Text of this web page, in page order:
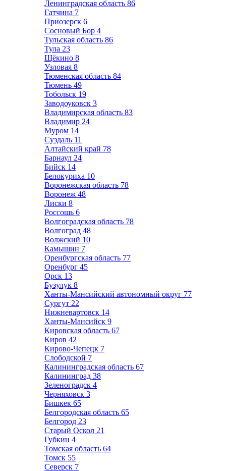
Ленинградская область 86
Гатчина 7
Приозерск 6
Сосновый Бор 4
Тульская область 86
Тула 23
Щёкино 8
Узловая 8
Тюменская область 84
Тюмень 49
Тобольск 19
Заводоуковск 3
Владимирская область 83
Владимир 24
Муром 14
Суздаль 11
Алтайский край 78
Барнаул 24
Бийск 14
Белокуриха 10
Воронежская область 78
Воронеж 48
Лиски 8
Россошь 6
Волгоградская область 78
Волгоград 48
Волжский 10
Камышин 7
Оренбургская область 77
Оренбург 45
Орск 13
Бузулук 8
Ханты-Мансийский автономный округ 77
Сургут 22
Нижневартовск 14
Ханты-Мансийск 9
Кировская область 67
Киров 42
Кирово-Чепецк 7
Слободской 7
Калининградская область 67
Калининград 38
Зеленоградск 4
Черняховск 3
Бишкек 65
Белгородская область 65
Белгород 23
Старый Оскол 21
Губкин 4
Томская область 64
Томск 55
Северск 7